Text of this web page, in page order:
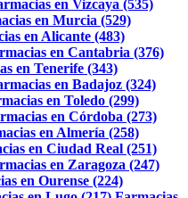
en Vizcaya (535)
en Murcia (529)
en Alicante (483)
en Cantabria (376)
en Tenerife (343)
en Badajoz (324)
en Toledo (299)
en Córdoba (273)
en Almería (258)
en Ciudad Real (251)
en Zaragoza (247)
en Ourense (224)